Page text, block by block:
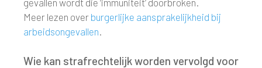
Meer lezen over burgerlijke aansprakelijkheid bij
arbeidsongevallen
Wie kan strafrechtelijk worden vervolgd voor